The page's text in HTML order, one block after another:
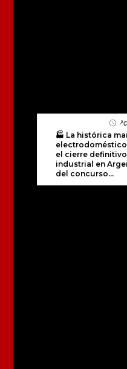
🏭 La histórica
el cierre
industrial en
del concurso...